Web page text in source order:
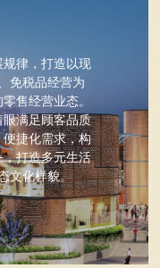
律，打造以现
免税品经营为
售经营业态。
满足顾客品质
捷化需求，构
打造多元生活
文化样貌。